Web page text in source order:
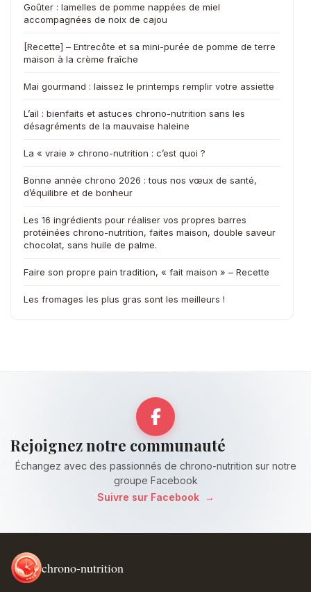
Goûter : lamelles de pomme nappées de miel
accompagnées de noix de cajou
[Recette] – Entrecôte et sa mini-purée de pomme de terre
maison à la crème fraîche
Mai gourmand : laissez le printemps remplir votre assiette
L’ail : bienfaits et astuces chrono-nutrition sans les
désagréments de la mauvaise haleine
La « vraie » chrono-nutrition : c’est quoi ?
Bonne année chrono 2026 : tous nos vœux de santé,
d’équilibre et de bonheur
Les 16 ingrédients pour réaliser vos propres barres
protéinées chrono-nutrition, faites maison, double saveur
chocolat, sans huile de palme.
Faire son propre pain tradition, « fait maison » – Recette
Les fromages les plus gras sont les meilleurs !
Rejoignez notre communauté
Échangez avec des passionnés de chrono-nutrition sur notre
groupe Facebook
Suivre sur Facebook
→
chrono-nutrition